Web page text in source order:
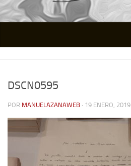
Actividades
Colabora
Memoria Histórica
DSCN0595
POR MANUELAZANAWEB · 19 ENERO, 2019